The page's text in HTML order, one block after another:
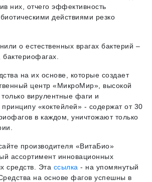
них, отчего эффективность
действиями резко
о естественных врагах бактерий –
на их основе, которые создает
центр «МикроМир», высокой
вирулентные фаги и
«коктейлей» - содержат от 30
в каждом, уничтожают только
производителя «ВитаБио»
ассортимент инновационных
средств. Эта ссылка - на упомянутый
на основе фагов успешны в